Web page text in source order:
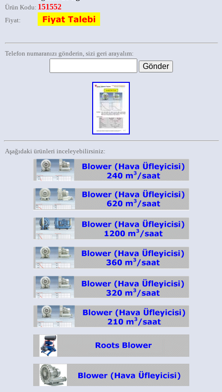
Ürün Kodu: 151552
Fiyat:
Telefon numaranızı gönderin, sizi geri arayalım:
Aşağıdaki ürünleri inceleyebilirsiniz: